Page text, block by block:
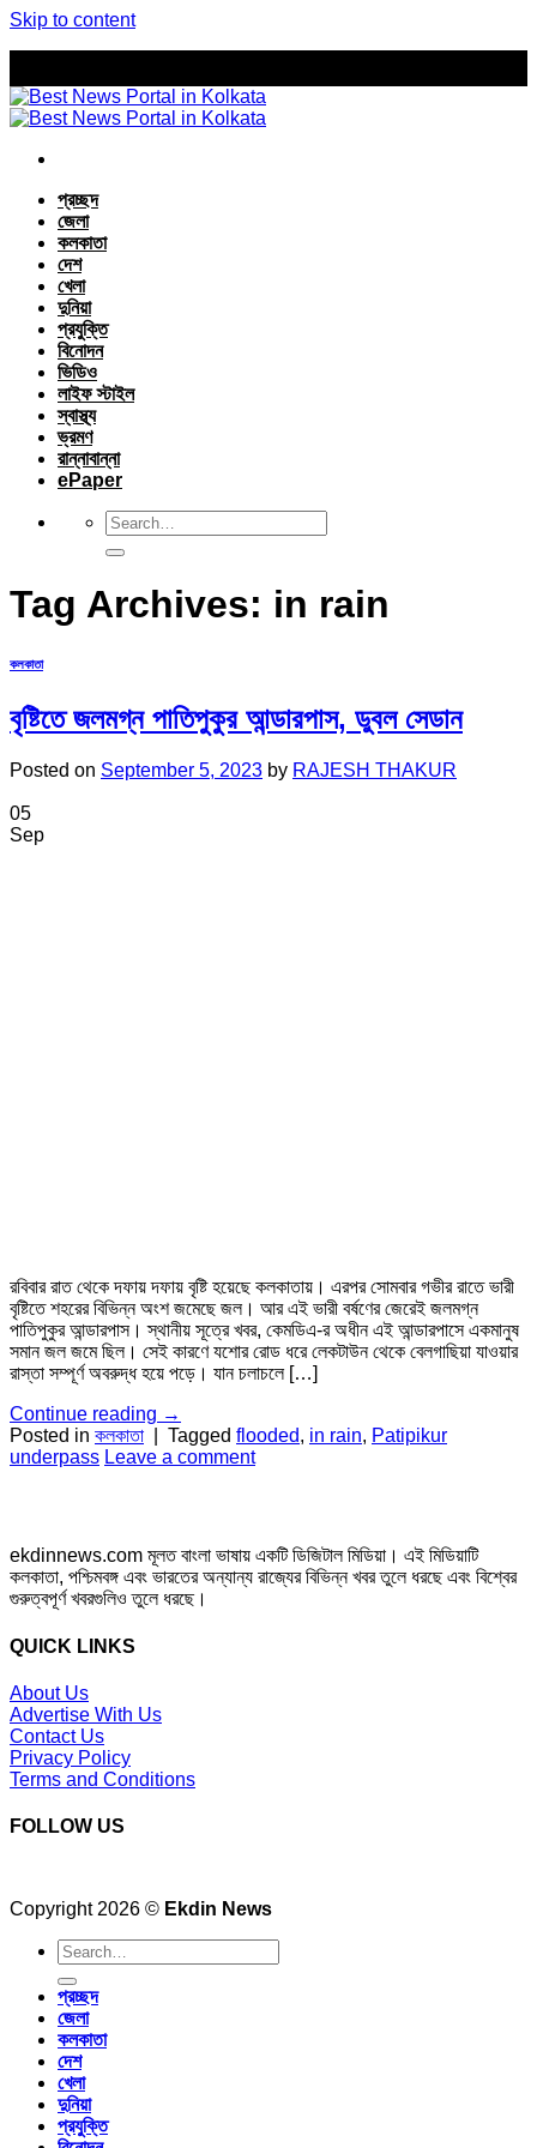
Skip to content
প্রচ্ছদ
জেলা
কলকাতা
দেশ
খেলা
দুনিয়া
প্রযুক্তি
বিনোদন
ভিডিও
লাইফ স্টাইল
স্বাস্থ্য
ভ্রমণ
রান্নাবান্না
ePaper
Tag Archives: in rain
কলকাতা
বৃষ্টিতে জলমগ্ন পাতিপুকুর আন্ডারপাস, ডুবল সেডান
Posted on September 5, 2023 by RAJESH THAKUR
05
Sep
রবিবার রাত থেকে দফায় দফায় বৃষ্টি হয়েছে কলকাতায়। এরপর সোমবার গভীর রাতে ভারী
বৃষ্টিতে শহরের বিভিন্ন অংশ জমেছে জল। আর এই ভারী বর্ষণের জেরেই জলমগ্ন
পাতিপুকুর আন্ডারপাস। স্থানীয় সূত্রে খবর, কেমডিএ-র অধীন এই আন্ডারপাসে একমানুষ
সমান জল জমে ছিল। সেই কারণে যশোর রোড ধরে লেকটাউন থেকে বেলগাছিয়া যাওয়ার
রাস্তা সম্পূর্ণ অবরুদ্ধ হয়ে পড়ে। যান চলাচলে […]
Continue reading →
Posted in কলকাতা Tagged flooded, in rain, Patipikur
underpass Leave a comment
ekdinnews.com মূলত বাংলা ভাষায় একটি ডিজিটাল মিডিয়া। এই মিডিয়াটি
কলকাতা, পশ্চিমবঙ্গ এবং ভারতের অন্যান্য রাজ্যের বিভিন্ন খবর তুলে ধরছে এবং বিশ্বের
গুরুত্বপূর্ণ খবরগুলিও তুলে ধরছে।
QUICK LINKS
About Us
Advertise With Us
Contact Us
Privacy Policy
Terms and Conditions
FOLLOW US
Copyright 2026 © Ekdin News
প্রচ্ছদ
জেলা
কলকাতা
দেশ
খেলা
দুনিয়া
প্রযুক্তি